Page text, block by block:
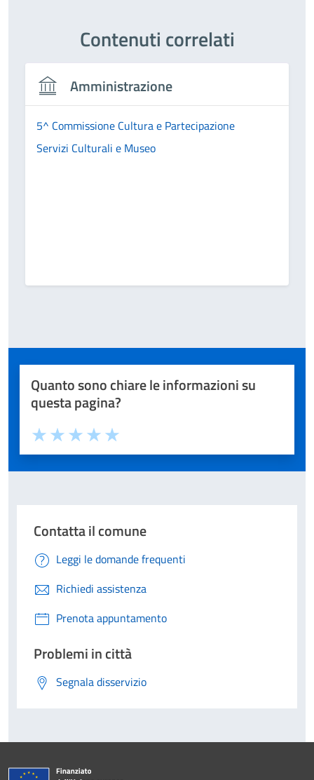
Contenuti correlati
Amministrazione
5^ Commissione Cultura e Partecipazione
Servizi Culturali e Museo
Quanto sono chiare le informazioni su
questa pagina?
Valuta 5 stelle su 5
Valuta 4 stelle su 5
Valuta 3 stelle su 5
Valuta 2 stelle su 5
Valuta 1 stelle su 5
Contatta il comune
Leggi le domande frequenti
Richiedi assistenza
Prenota appuntamento
Problemi in città
Segnala disservizio